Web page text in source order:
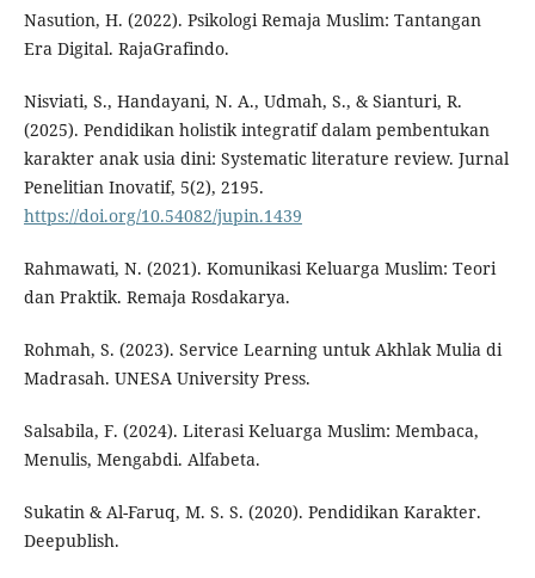
Nasution, H. (2022). Psikologi Remaja Muslim: Tantangan
Era Digital. RajaGrafindo.
Nisviati, S., Handayani, N. A., Udmah, S., & Sianturi, R.
(2025). Pendidikan holistik integratif dalam pembentukan
karakter anak usia dini: Systematic literature review. Jurnal
Penelitian Inovatif, 5(2), 2195.
https://doi.org/10.54082/jupin.1439
Rahmawati, N. (2021). Komunikasi Keluarga Muslim: Teori
dan Praktik. Remaja Rosdakarya.
Rohmah, S. (2023). Service Learning untuk Akhlak Mulia di
Madrasah. UNESA University Press.
Salsabila, F. (2024). Literasi Keluarga Muslim: Membaca,
Menulis, Mengabdi. Alfabeta.
Sukatin & Al-Faruq, M. S. S. (2020). Pendidikan Karakter.
Deepublish.